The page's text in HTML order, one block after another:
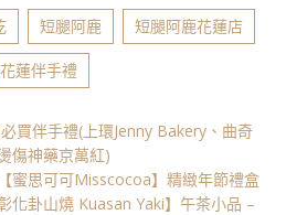
短腿阿鹿 短腿阿鹿花蓮店
花蓮伴手禮
買伴手禮(上環Jenny Bakery、曲奇
傷神藥京萬紅)
蜜思可可Misscocoa】精緻年節禮盒
化卦山燒 Kuasan Yaki】午茶小品 –